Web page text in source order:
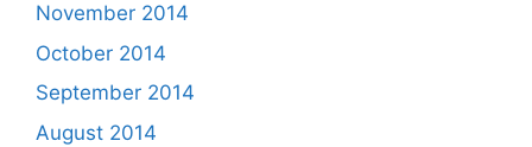
November 2014
October 2014
September 2014
August 2014